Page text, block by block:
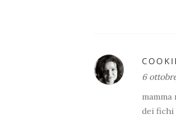
6
dei fichi